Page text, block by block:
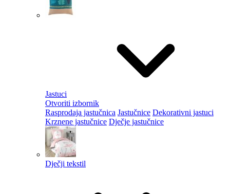
Jastuci
Otvoriti izbornik
Rasprodaja jastučnica Jastučnice Dekorativni jastuci
Krznene jastučnice Dječje jastučnice
Dječji tekstil